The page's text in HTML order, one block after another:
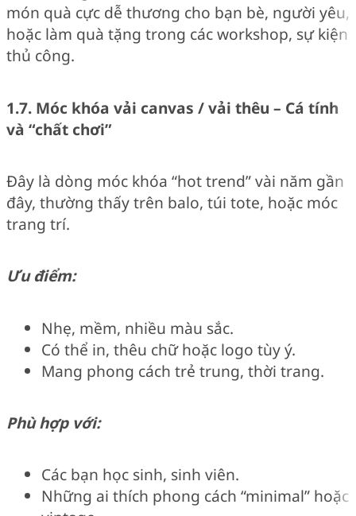
món quà cực dễ thương cho bạn bè, người yêu,
hoặc làm quà tặng trong các workshop, sự kiện
thủ công.
1.7. Móc khóa vải canvas / vải thêu – Cá tính
và “chất chơi”
Đây là dòng móc khóa “hot trend” vài năm gần
đây, thường thấy trên balo, túi tote, hoặc móc
trang trí.
Ưu điểm:
Nhẹ, mềm, nhiều màu sắc.
Có thể in, thêu chữ hoặc logo tùy ý.
Mang phong cách trẻ trung, thời trang.
Phù hợp với:
Các bạn học sinh, sinh viên.
Những ai thích phong cách “minimal” hoặc